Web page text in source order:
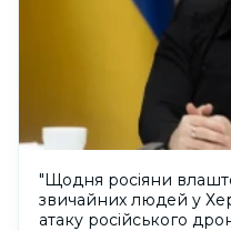
"Щодня росіяни
звичайних людей у
атаку російського